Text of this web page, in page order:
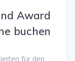
Award
buchen
für den